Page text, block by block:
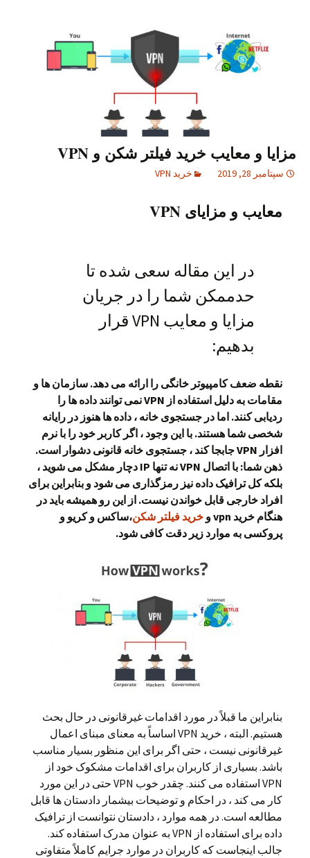
مزایا و معایب خرید فیلتر شکن و VPN
سپتامبر 28, 2019 خرید VPN
معایب و مزایای VPN
در این مقاله سعی شده تا
حدممکن شما را در جریان
مزایا و معایب VPN قرار
بدهیم:
نقطه ضعف کامپیوتر خانگی را ارائه می دهد. سازمان ها و
مقامات به دلیل استفاده از VPN نمی توانند داده ها را
ردیابی کنند. اما در جستجوی خانه ، داده ها هنوز در رایانه
شخصی شما هستند. با این وجود ، اگر کاربر خود را با نرم
افزار VPN جابجا کند ، جستجوی خانه قانونی دشوار است.
ذهن شما: با اتصال VPN نه تنها IP دچار مشکل می شوید ،
بلکه کل ترافیک داده نیز رمزگذاری می شود و بنابراین برای
افراد خارجی قابل خواندن نیست. از این رو همیشه باید در
هنگام خرید vpn و
خرید فیلتر شکن،ساکس و کریو و
پروکسی به موارد زیر دقت کافی شود.
بنابراین ما قبلاً در مورد اقدامات غیرقانونی در حال بحث
هستیم. البته ، خرید VPN اساساً به معنای مبنای اعمال
غیرقانونی نیست ، حتی اگر برای این منظور بسیار مناسب
باشد. بسیاری از کاربران برای اقدامات مشکوک خود از
VPN استفاده می کنند. چقدر خوب VPN حتی در این مورد
کار می کند ، در احکام و توضیحات بیشمار دادستان ها قابل
مطالعه است. در همه موارد ، دادستان نتوانست از ترافیک
داده برای استفاده از VPN به عنوان مدرک استفاده کند.
جالب اینجاست که کاربران در موارد جرایم کاملاً متفاوتی